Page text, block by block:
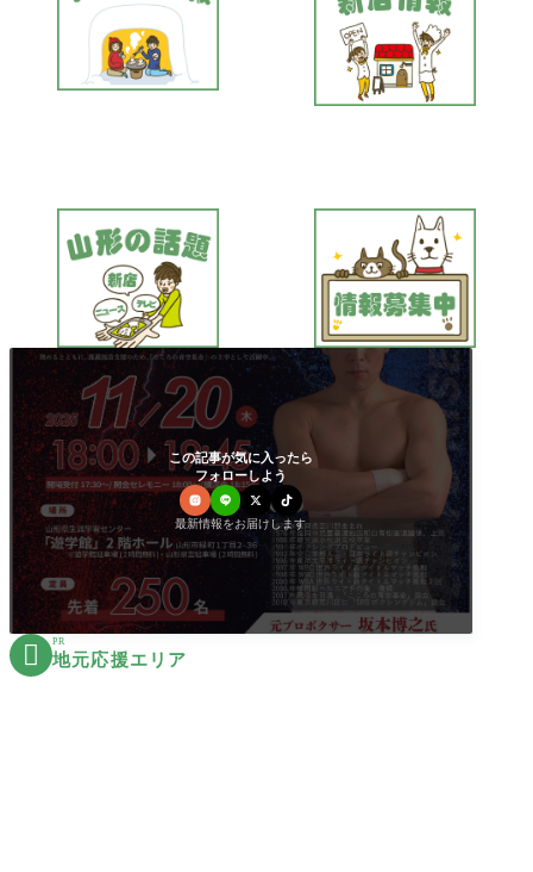
この記事が気に入ったら
フォローしよう
最新情報をお届けします
 PR
地元応援エリア